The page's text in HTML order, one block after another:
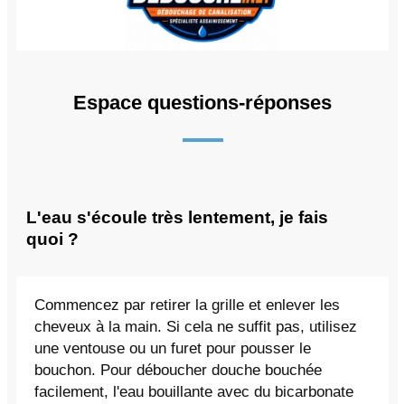
Espace questions-réponses
L'eau s'écoule très lentement, je fais
quoi ?
Commencez par retirer la grille et enlever les
cheveux à la main. Si cela ne suffit pas, utilisez
une ventouse ou un furet pour pousser le
bouchon. Pour déboucher douche bouchée
facilement, l'eau bouillante avec du bicarbonate